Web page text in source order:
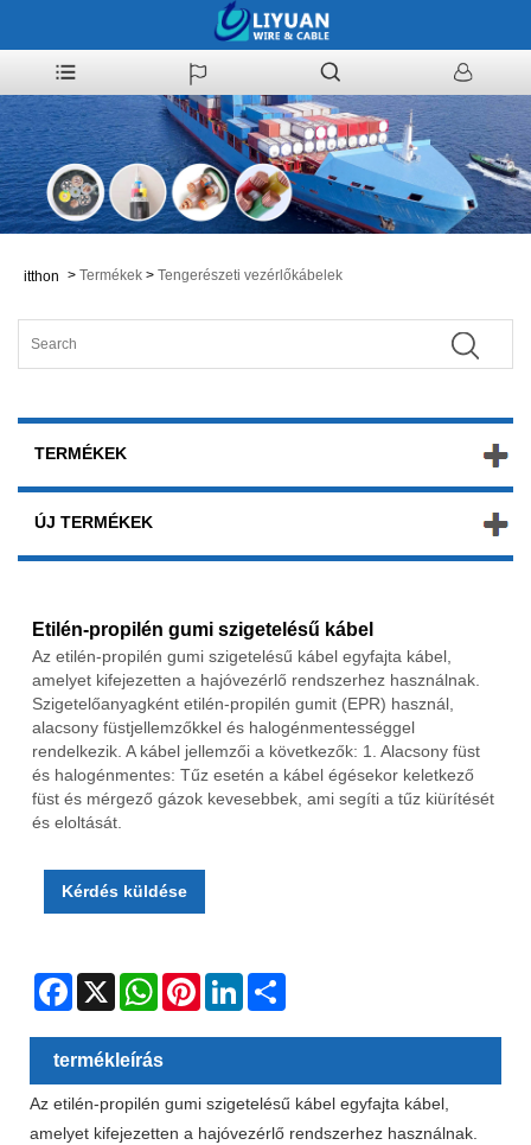
itthon > Termékek > Tengerészeti vezérlőkábelek
TERMÉKEK
ÚJ TERMÉKEK
Etilén-propilén gumi szigetelésű kábel
Az etilén-propilén gumi szigetelésű kábel egyfajta kábel,
amelyet kifejezetten a hajóvezérlő rendszerhez használnak.
Szigetelőanyagként etilén-propilén gumit (EPR) használ,
alacsony füstjellemzőkkel és halogénmentességgel
rendelkezik. A kábel jellemzői a következők: 1. Alacsony füst
és halogénmentes: Tűz esetén a kábel égésekor keletkező
füst és mérgező gázok kevesebbek, ami segíti a tűz kiürítését
és eloltását.
Kérdés küldése
Facebook
X WhatsAppPinterestLinkedIn
termékleírás
Az etilén-propilén gumi szigetelésű kábel egyfajta kábel,
amelyet kifejezetten a hajóvezérlő rendszerhez használnak.